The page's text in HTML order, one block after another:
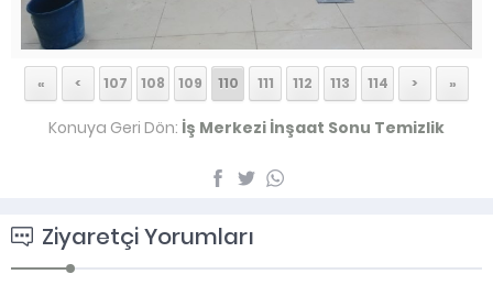
« < 107 108 109 110 111 112 113 114 > »
Konuya Geri Dön: İş Merkezi İnşaat Sonu Temizlik
Ziyaretçi Yorumları